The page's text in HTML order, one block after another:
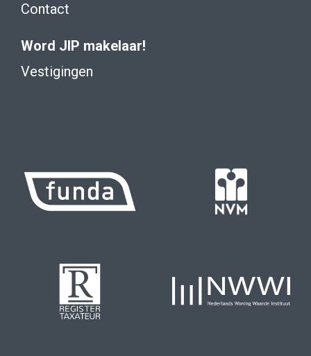
Contact
Word JIP makelaar!
Vestigingen